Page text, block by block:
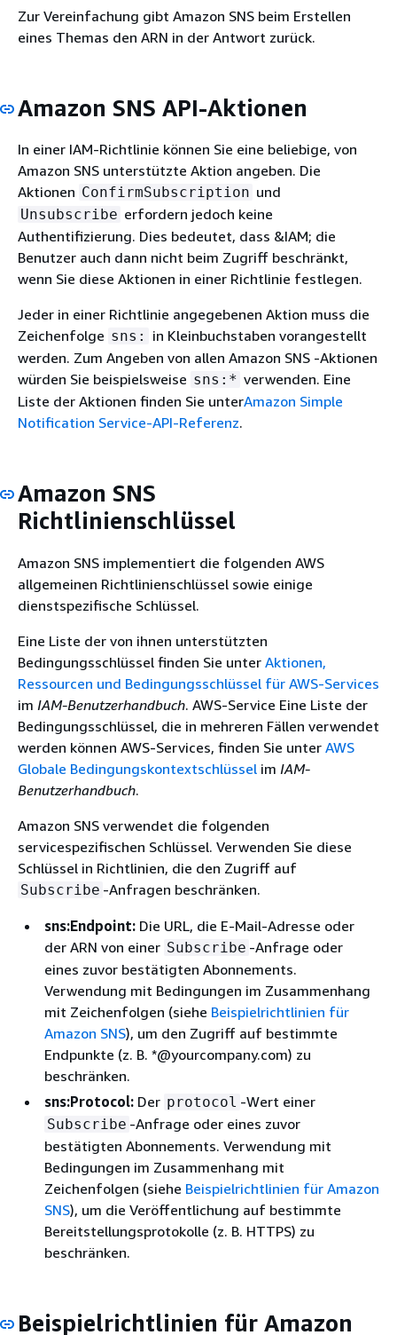
Zur Vereinfachung gibt Amazon SNS beim Erstellen
eines Themas den ARN in der Antwort zurück.
Amazon SNS API-Aktionen
In einer IAM-Richtlinie können Sie eine beliebige, von
Amazon SNS unterstützte Aktion angeben. Die
Aktionen ConfirmSubscription und
Unsubscribe erfordern jedoch keine
Authentifizierung. Dies bedeutet, dass &IAM; die
Benutzer auch dann nicht beim Zugriff beschränkt,
wenn Sie diese Aktionen in einer Richtlinie festlegen.
Jeder in einer Richtlinie angegebenen Aktion muss die
Zeichenfolge sns:
in Kleinbuchstaben vorangestellt
werden. Zum Angeben von allen Amazon SNS -Aktionen
würden Sie beispielsweise sns:* verwenden. Eine
Liste der Aktionen finden Sie unterAmazon Simple
Notification Service-API-Referenz.
Amazon SNS
Richtlinienschlüssel
Amazon SNS implementiert die folgenden AWS
allgemeinen Richtlinienschlüssel sowie einige
dienstspezifische Schlüssel.
Eine Liste der von ihnen unterstützten
Bedingungsschlüssel finden Sie unter Aktionen,
Ressourcen und Bedingungsschlüssel für AWS-Services
im IAM-Benutzerhandbuch. AWS-Service Eine Liste der
Bedingungsschlüssel, die in mehreren Fällen verwendet
werden können AWS-Services, finden Sie unter AWS
Globale Bedingungskontextschlüssel im IAM-
Benutzerhandbuch.
Amazon SNS verwendet die folgenden
servicespezifischen Schlüssel. Verwenden Sie diese
Schlüssel in Richtlinien, die den Zugriff auf
Subscribe -Anfragen beschränken.
sns:Endpoint: Die URL, die E-Mail-Adresse oder
der ARN von einer Subscribe -Anfrage oder
eines zuvor bestätigten Abonnements.
Verwendung mit Bedingungen im Zusammenhang
mit Zeichenfolgen (siehe Beispielrichtlinien für
Amazon SNS), um den Zugriff auf bestimmte
Endpunkte (z. B. *@yourcompany.com) zu
beschränken.
sns:Protocol: Der protocol -Wert einer
Subscribe -Anfrage oder eines zuvor
bestätigten Abonnements. Verwendung mit
Bedingungen im Zusammenhang mit
Zeichenfolgen (siehe Beispielrichtlinien für Amazon
SNS), um die Veröffentlichung auf bestimmte
Bereitstellungsprotokolle (z. B. HTTPS) zu
beschränken.
Beispielrichtlinien für Amazon